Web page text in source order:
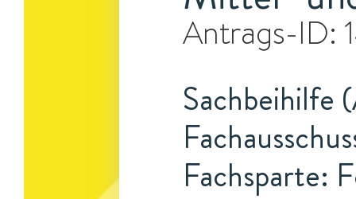
Antrags-ID:
Sachbeihilfe
Fachsparte: